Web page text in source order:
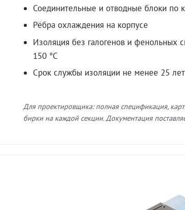
Соединительные и отводные блоки по
Рёбра охлаждения на корпусе
Изоляция без галогенов и фенольных
150 °C
Срок службы изоляции не менее 25 лет
Для проектировщика: полная спецификация,
бирки на каждой секции. Документация